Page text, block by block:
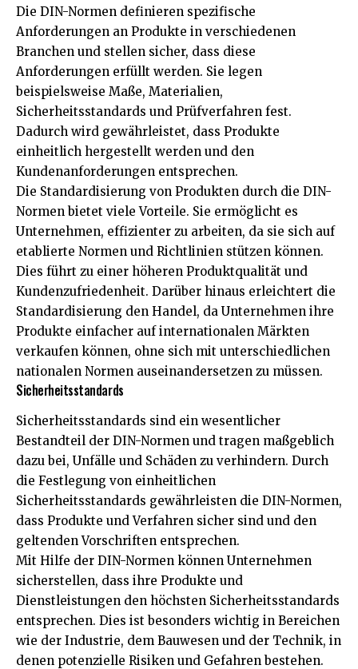
Die DIN-Normen definieren spezifische
Anforderungen an Produkte in verschiedenen
Branchen und stellen sicher, dass diese
Anforderungen erfüllt werden. Sie legen
beispielsweise Maße, Materialien,
Sicherheitsstandards und Prüfverfahren fest.
Dadurch wird gewährleistet, dass Produkte
einheitlich hergestellt werden und den
Kundenanforderungen entsprechen.
Die Standardisierung von Produkten durch die DIN-
Normen bietet viele Vorteile. Sie ermöglicht es
Unternehmen, effizienter zu arbeiten, da sie sich auf
etablierte Normen und Richtlinien stützen können.
Dies führt zu einer höheren Produktqualität und
Kundenzufriedenheit. Darüber hinaus erleichtert die
Standardisierung den Handel, da Unternehmen ihre
Produkte einfacher auf internationalen Märkten
verkaufen können, ohne sich mit unterschiedlichen
nationalen Normen auseinandersetzen zu müssen.
Sicherheitsstandards
Sicherheitsstandards sind ein wesentlicher
Bestandteil der DIN-Normen und tragen maßgeblich
dazu bei, Unfälle und Schäden zu verhindern. Durch
die Festlegung von einheitlichen
Sicherheitsstandards gewährleisten die DIN-Normen,
dass Produkte und Verfahren sicher sind und den
geltenden Vorschriften entsprechen.
Mit Hilfe der DIN-Normen können Unternehmen
sicherstellen, dass ihre Produkte und
Dienstleistungen den höchsten Sicherheitsstandards
entsprechen. Dies ist besonders wichtig in Bereichen
wie der Industrie, dem Bauwesen und der Technik, in
denen potenzielle Risiken und Gefahren bestehen.